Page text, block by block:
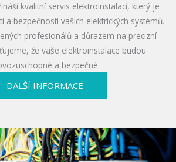
kvalitní servis elektroinstalací, který je
a bezpečnosti vašich elektrických systémů.
profesionálů a důrazem na precizní
že vaše elektroinstalace budou
a bezpečné.
DALŠÍ INFORMACE